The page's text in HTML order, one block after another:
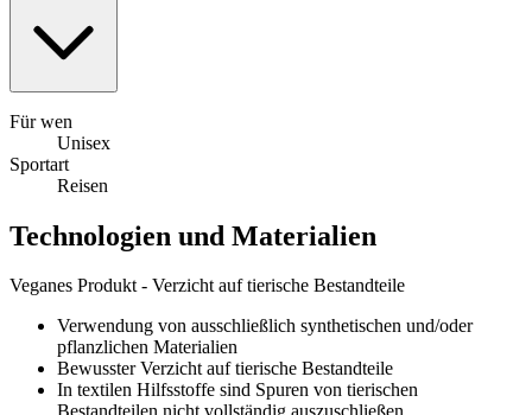
Für wen
Unisex
Sportart
Reisen
Technologien und Materialien
Veganes Produkt - Verzicht auf tierische Bestandteile
Verwendung von ausschließlich synthetischen und/oder
pflanzlichen Materialien
Bewusster Verzicht auf tierische Bestandteile
In textilen Hilfsstoffe sind Spuren von tierischen